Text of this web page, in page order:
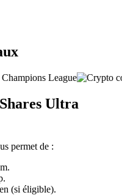
Ultra
permet de :
(si éligible).